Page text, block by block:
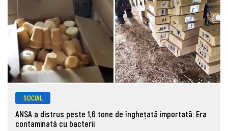
SOCIAL
ANSA a distrus peste 1,6 tone de înghețată importată: Era
contaminată cu bacterii